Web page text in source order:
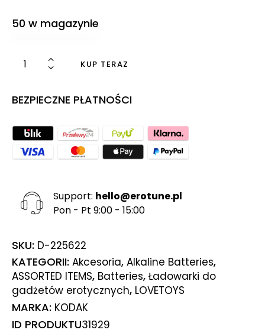
50 w magazynie
KUP TERAZ
BEZPIECZNE PŁATNOŚCI
Support: hello@erotune.pl
Pon - Pt 9:00 - 15:00
SKU: D-225622
KATEGORII: Akcesoria, Alkaline Batteries,
ASSORTED ITEMS, Batteries, Ładowarki do
gadżetów erotycznych, LOVETOYS
MARKA: KODAK
ID PRODUKTU31929